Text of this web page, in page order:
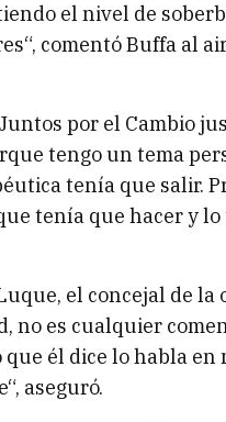
el nivel de
comentó Buffa al
por el Cambio
tengo un tema
tenía que salir.
tenía que hacer y
el concejal de la
no es cualquier
él dice lo habla
aseguró.